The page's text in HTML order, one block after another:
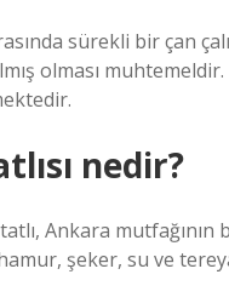
sürekli bir çan
olması
nedir?
Ankara
şeker, su ve